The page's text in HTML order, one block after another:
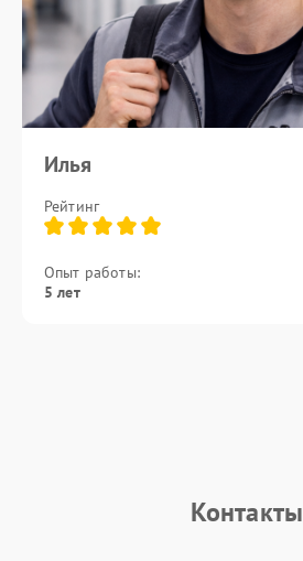
Илья
Рейтинг
Опыт работы:
5 лет
Контакты